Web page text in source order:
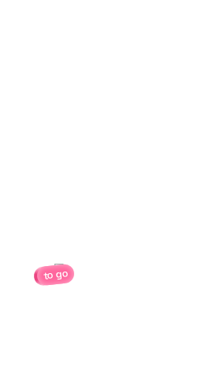
to go